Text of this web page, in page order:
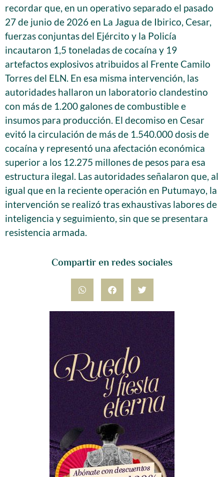
Compartir en redes sociales
recordar que, en un operativo separado el pasado
27 de junio de 2026 en La Jagua de Ibirico, Cesar,
fuerzas conjuntas del Ejército y la Policía
incautaron 1,5 toneladas de cocaína y 19
artefactos explosivos atribuidos al Frente Camilo
Torres del ELN. En esa misma intervención, las
autoridades hallaron un laboratorio clandestino
con más de 1.200 galones de combustible e
insumos para producción. El decomiso en Cesar
evitó la circulación de más de 1.540.000 dosis de
cocaína y representó una afectación económica
superior a los 12.275 millones de pesos para esa
estructura ilegal. Las autoridades señalaron que, al
igual que en la reciente operación en Putumayo, la
intervención se realizó tras exhaustivas labores de
inteligencia y seguimiento, sin que se presentara
resistencia armada.